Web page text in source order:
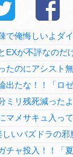
で俺悔しいよダ
いパズドラの邪